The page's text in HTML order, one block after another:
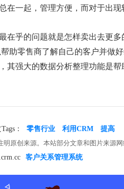
在一起，管理方便，而对于出
在乎的问题就是怎样卖出去更
助零售商了解自己的客户并做
其强大的数据分析整理功能是
： 零售行业 利用CRM
提高
明原创来源。本站部分文章和图片来源
客户关系管理系统